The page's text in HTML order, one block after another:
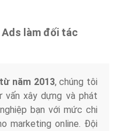
làm đối tác
năm 2013, chúng tôi
vấn xây dựng và phát
bạn với mức chi
marketing online. Đội